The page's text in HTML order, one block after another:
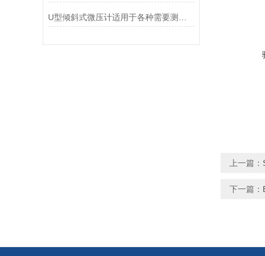
上一篇：
下一篇：